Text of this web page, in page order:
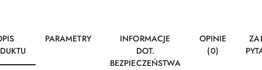
PARAMETRY
INFORMACJE
DOT.
BEZPIECZEŃSTWA
OPINIE
(0)